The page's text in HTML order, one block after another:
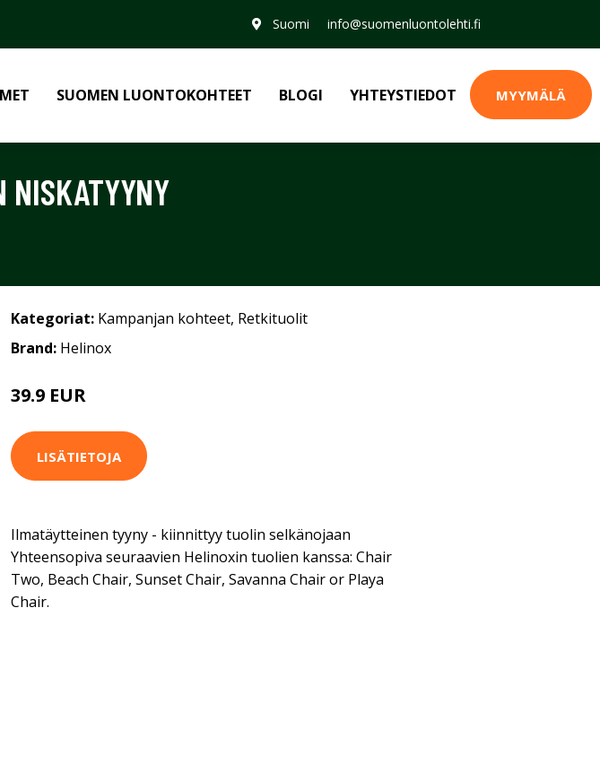
Suomi info@suomenluontolehti.fi
SUOMEN LUONTOKOHTEET BLOGI YHTEYSTIEDOT MYYMÄLÄ
NISKATYYNY
Kategoriat: Kampanjan kohteet, Retkituolit
Brand: Helinox
39.9 EUR
LISÄTIETOJA
Ilmatäytteinen tyyny - kiinnittyy tuolin selkänojaan
Yhteensopiva seuraavien Helinoxin tuolien kanssa: Chair
Two, Beach Chair, Sunset Chair, Savanna Chair or Playa
Chair.